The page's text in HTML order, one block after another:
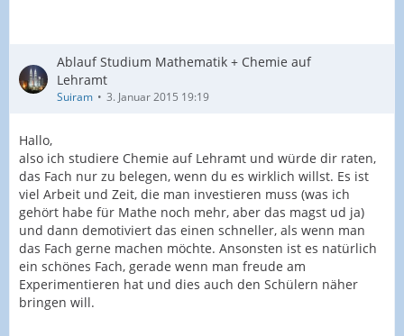
Ablauf Studium Mathematik + Chemie auf
Lehramt
Suiram 3. Januar 2015 19:19
Hallo,
also ich studiere Chemie auf Lehramt und würde dir raten,
das Fach nur zu belegen, wenn du es wirklich willst. Es ist
viel Arbeit und Zeit, die man investieren muss (was ich
gehört habe für Mathe noch mehr, aber das magst ud ja)
und dann demotiviert das einen schneller, als wenn man
das Fach gerne machen möchte. Ansonsten ist es natürlich
ein schönes Fach, gerade wenn man freude am
Experimentieren hat und dies auch den Schülern näher
bringen will.